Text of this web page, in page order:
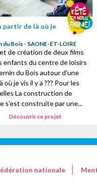
partir de là où je
du Bois - SAONE-ET-LOIRE
de création de deux films
enfants du centre de loisirs
du Bois autour d'une
où je vis il y a ??? Pour les
La construction de
s’est construite par une...
Découvrir ce projet
nationale
le bandeau des